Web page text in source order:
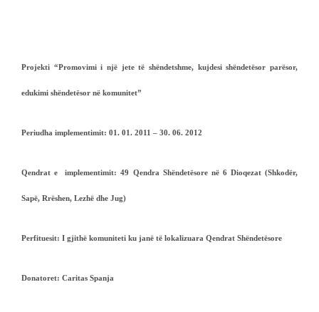
Projekti “Promovimi i një jete të shëndetshme, kujdesi shëndetësor parësor,
edukimi shëndetësor në komunitet”
Periudha implementimit: 01. 01. 2011 – 30. 06. 2012
Qendrat e implementimit:49 Qendra Shëndetësore në 6 Dioqezat (Shkodër,
Sapë, Rrëshen, Lezhë dhe Jug)
Perfituesit: I gjithë komuniteti ku janë të lokalizuara Qendrat Shëndetësore
Donatoret: Caritas Spanja